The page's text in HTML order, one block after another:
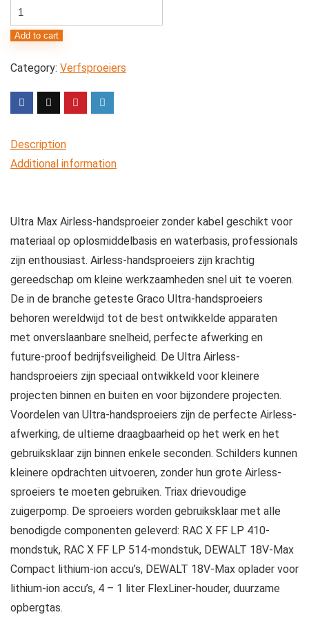
Graco
Ultra
draadloze
voor
op
oplosmiddelbasis
quantity
Add to cart
Category: Verfsproeiers
Description
Additional information
Ultra Max Airless-handsproeier zonder kabel geschikt voor
materiaal op oplosmiddelbasis en waterbasis, professionals
zijn enthousiast. Airless-handsproeiers zijn krachtig
gereedschap om kleine werkzaamheden snel uit te voeren.
De in de branche geteste Graco Ultra-handsproeiers
behoren wereldwijd tot de best ontwikkelde apparaten
met onverslaanbare snelheid, perfecte afwerking en
future-proof bedrijfsveiligheid. De Ultra Airless-
handsproeiers zijn speciaal ontwikkeld voor kleinere
projecten binnen en buiten en voor bijzondere projecten.
Voordelen van Ultra-handsproeiers zijn de perfecte Airless-
afwerking, de ultieme draagbaarheid op het werk en het
gebruiksklaar zijn binnen enkele seconden. Schilders kunnen
kleinere opdrachten uitvoeren, zonder hun grote Airless-
sproeiers te moeten gebruiken. Triax drievoudige
zuigerpomp. De sproeiers worden gebruiksklaar met alle
benodigde componenten geleverd: RAC X FF LP 410-
mondstuk, RAC X FF LP 514-mondstuk, DEWALT 18V-Max
Compact lithium-ion accu’s, DEWALT 18V-Max oplader voor
lithium-ion accu’s, 4 – 1 liter FlexLiner-houder, duurzame
opbergtas.